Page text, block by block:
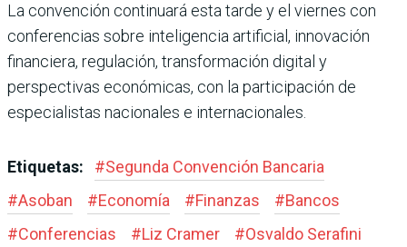
La convención continuará esta tarde y el viernes con
conferencias sobre inteligencia artificial, innovación
financiera, regulación, transformación digital y
perspectivas económicas, con la participación de
especialistas nacionales e internacionales.
Etiquetas: #Segunda Convención Bancaria
#Asoban #Economía #Finanzas #Bancos
#Conferencias #Liz Cramer #Osvaldo Serafini